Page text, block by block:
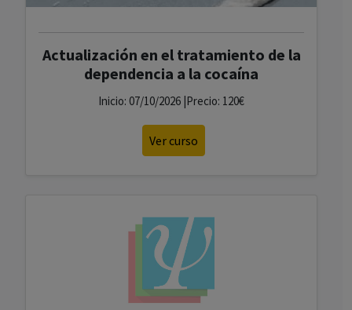
Actualización en el tratamiento de la
dependencia a la cocaína
Inicio: 07/10/2026 |Precio: 120€
Ver curso